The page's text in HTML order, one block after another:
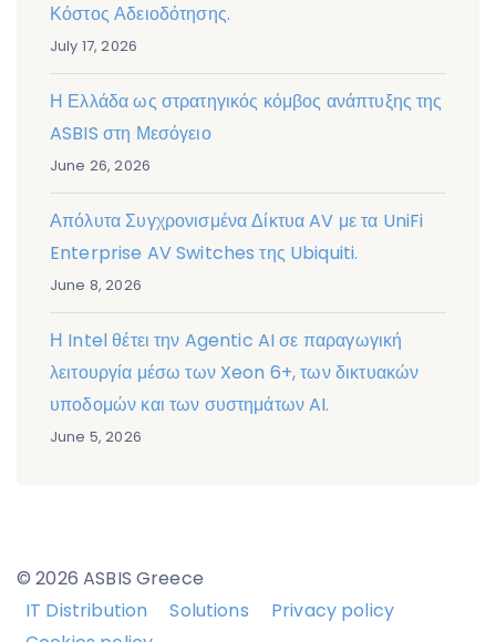
Κόστος Αδειοδότησης.
July 17, 2026
Η Ελλάδα ως στρατηγικός κόμβος ανάπτυξης της
ASBIS στη Μεσόγειο
June 26, 2026
Απόλυτα Συγχρονισμένα Δίκτυα AV με τα UniFi
Enterprise AV Switches της Ubiquiti.
June 8, 2026
Η Intel θέτει την Agentic AI σε παραγωγική
λειτουργία μέσω των Xeon 6+, των δικτυακών
υποδομών και των συστημάτων AI.
June 5, 2026
© 2026 ASBIS Greece
IT Distribution
Solutions
Privacy policy